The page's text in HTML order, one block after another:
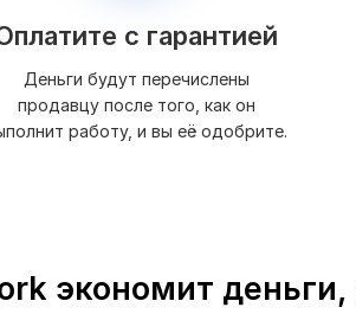
с гарантией
Деньги будут перечислены
продавцу после того, как он
работу, и вы её одобрите.
экономит